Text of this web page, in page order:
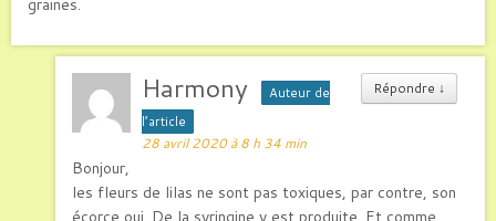
graines.
Répondre ↓
Harmony
Auteur de
l’article
28 avril 2020 à 8 h 34 min
Bonjour,
les fleurs de lilas ne sont pas toxiques, par contre, son